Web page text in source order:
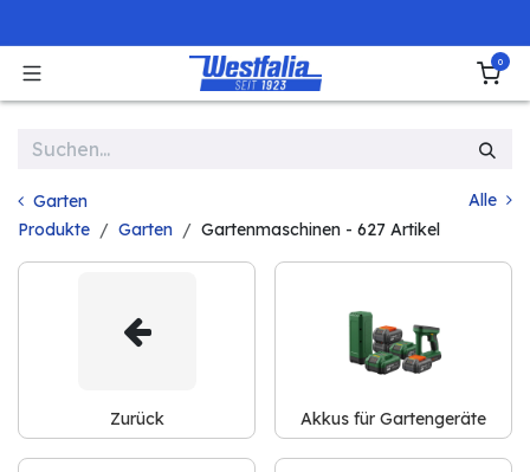
0
Garten
Alle
Produkte
Garten Gartenmaschinen - 627 Artikel
Zurück Akkus für Gartengeräte